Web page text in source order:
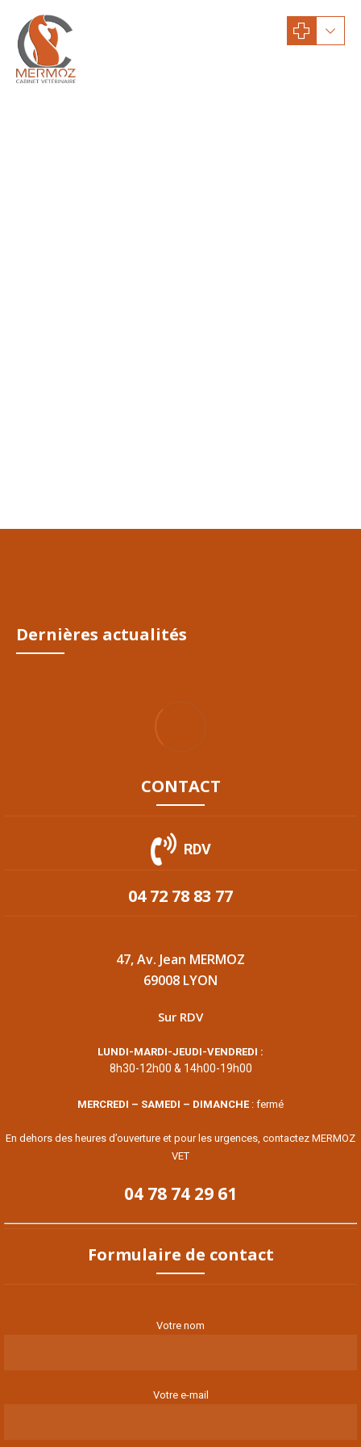
Dernières actualités
CONTACT
RDV
04 72 78 83 77
47, Av. Jean MERMOZ
69008 LYON
Sur RDV
LUNDI-MARDI-JEUDI-VENDREDI :
8h30-12h00 & 14h00-19h00
MERCREDI – SAMEDI – DIMANCHE : fermé
En dehors des heures d’ouverture et pour les urgences, contactez MERMOZ
VET
04 78 74 29 61
Formulaire de contact
Votre nom
Votre e-mail